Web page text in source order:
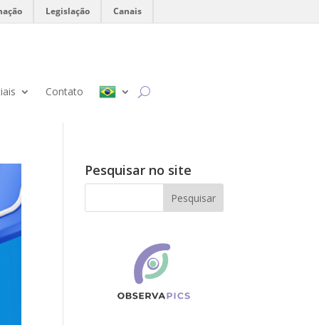
Legislação Canais
Contato
Pesquisar no site